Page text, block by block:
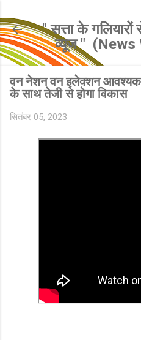
सीधे मुख्य
" सत्ता के गलियारों
व्यूज "
वन नेशन वन इलेक्शन आवश्यक
के साथ तेजी से होगा विकास
सितंबर 05, 2023